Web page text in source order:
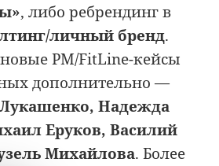
, либо ребрендинг в
личный бренд.
PM/FitLine-кейсы
дополнительно —
Надежда
Еруков, Василий
Михайлова. Более